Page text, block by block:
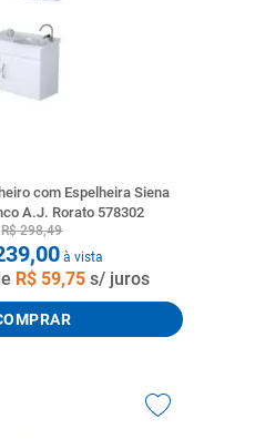
com Espelheira Siena
A.J. Rorato 578302
R$ 298,49
,00à vista
R$ 59,75 s/ juros